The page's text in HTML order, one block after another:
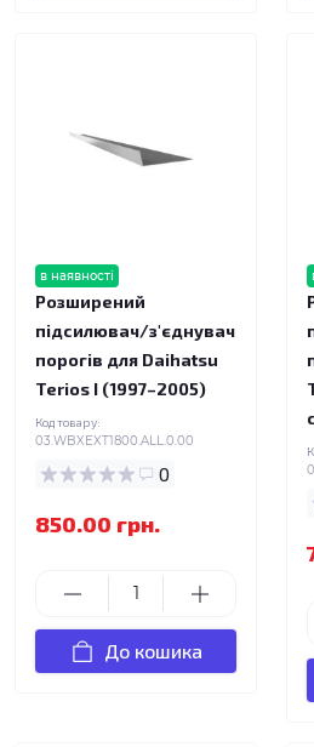
в наявності
Розширений
підсилювач/з'єднувач
порогів для Daihatsu
Terios I (1997–2005)
Код товару:
03.WBXEXT1800.ALL.0.00
0
850.00 грн.
До кошика